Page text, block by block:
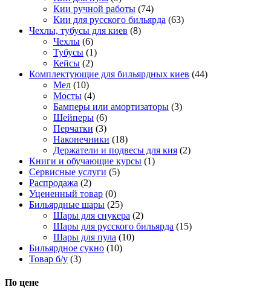
Кии ручной работы (74)
Кии для русского бильярда (63)
Чехлы, тубусы для киев (8)
Чехлы (6)
Тубусы (1)
Кейсы (2)
Комплектующие для бильярдных киев (44)
Мел (10)
Мосты (4)
Бамперы или амортизаторы (3)
Шейперы (6)
Перчатки (3)
Наконечники (18)
Держатели и подвесы для кия (2)
Книги и обучающие курсы (1)
Сервисные услуги (5)
Распродажа (2)
Уцененный товар (0)
Бильярдные шары (25)
Шары для снукера (2)
Шары для русского бильярда (15)
Шары для пула (10)
Бильярдное сукно (10)
Товар б/у (3)
По цене